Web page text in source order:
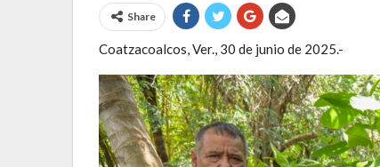
Share
Coatzacoalcos, Ver., 30 de junio de 2025.-